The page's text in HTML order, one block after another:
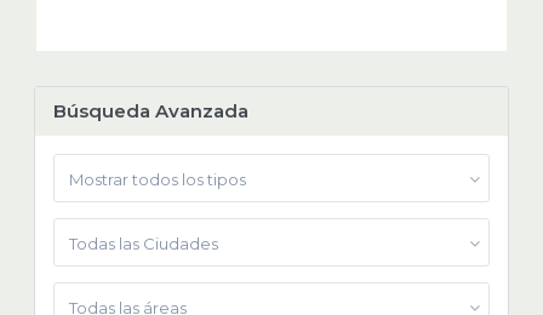
Búsqueda Avanzada
Mostrar todos los tipos
Todas las Ciudades
Todas las áreas